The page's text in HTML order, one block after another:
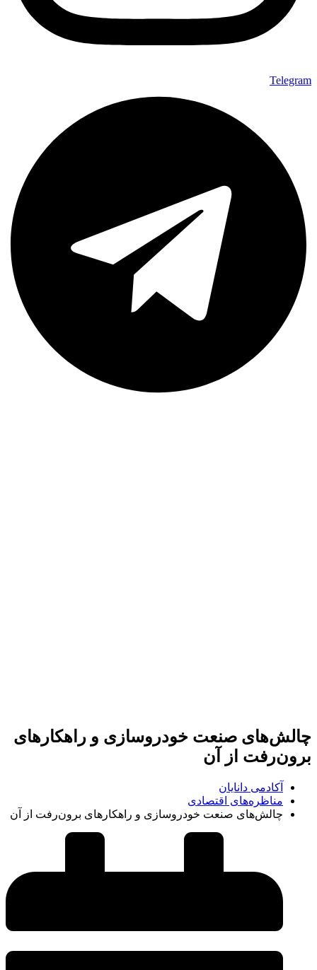
Telegram
چالش‌های صنعت خودروسازی و راهکارهای
برون‌رفت از آن
آکادمی دانایان
مناظره‌های اقتصادی
چالش‌های صنعت خودروسازی و راهکارهای برون‌رفت از آن